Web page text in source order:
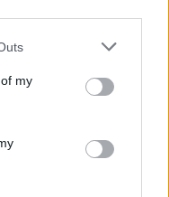
my
questo
Il contenuto di questo
la linea editoriale
I messaggi inclusi nei
dai singoli lettori che
rimossi in automatico dal